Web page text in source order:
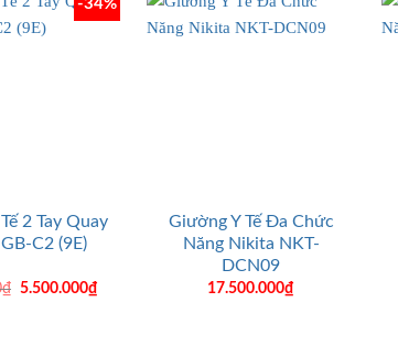
-34%
2 Tay Quay
C2 (9E)
₫
Giá
5.500.000₫
Giường Y Tế Đa Chức
Năng Nikita NKT-
DCN09
17.500.000₫